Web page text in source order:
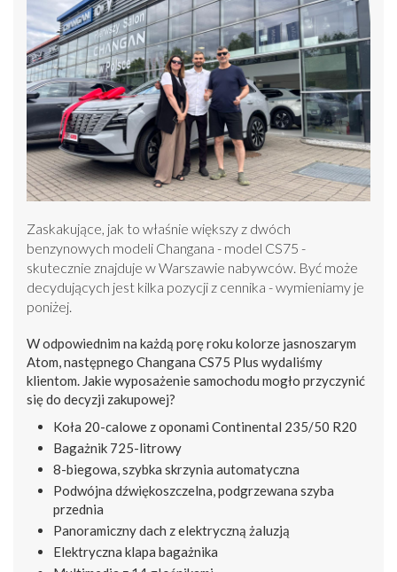
Zaskakujące, jak to właśnie większy z dwóch
benzynowych modeli Changana - model CS75 -
skutecznie znajduje w Warszawie nabywców. Być może
decydujących jest kilka pozycji z cennika - wymieniamy je
poniżej.
W odpowiednim na każdą porę roku kolorze jasnoszarym
Atom, następnego Changana CS75 Plus wydaliśmy
klientom. Jakie wyposażenie samochodu mogło przyczynić
się do decyzji zakupowej?
Koła 20-calowe z oponami Continental 235/50 R20
Bagażnik 725-litrowy
8-biegowa, szybka skrzynia automatyczna
Podwójna dźwiękoszczelna, podgrzewana szyba
przednia
Panoramiczny dach z elektryczną żaluzją
Elektryczna klapa bagażnika